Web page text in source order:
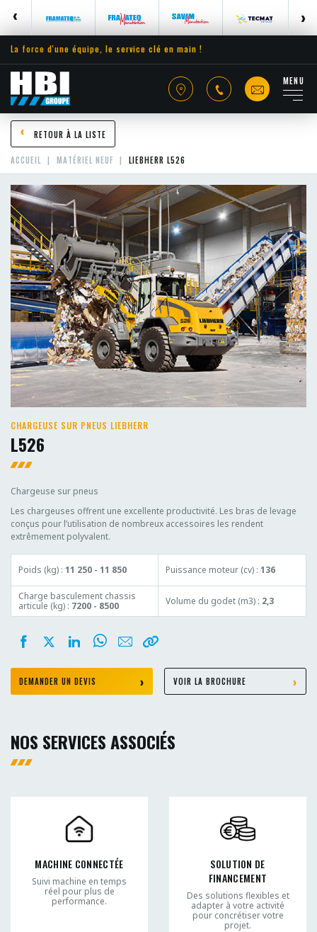
La force d'une équipe, le service clé en main !
MENU
RETOUR À LA LISTE
ACCUEIL MATÉRIEL NEUF LIEBHERR L526
CHARGEUSE SUR PNEUS LIEBHERR
L526
Chargeuse sur pneus
Les chargeuses offrent une excellente productivité. Les bras de levage
conçus pour l’utilisation de nombreux accessoires les rendent
extrêmement polyvalent.
Poids (kg) : 11 250 - 11 850 Puissance moteur (cv) : 136
Charge basculement chassis
articule (kg) : 7200 - 8500 Volume du godet (m3) : 2,3
DEMANDER UN DEVIS VOIR LA BROCHURE
NOS SERVICES ASSOCIÉS
MACHINE CONNECTÉE
Suivi machine en temps
réel pour plus de
performance.
SOLUTION DE
FINANCEMENT
Des solutions flexibles et
adapter à votre activité
pour concrétiser votre
projet.